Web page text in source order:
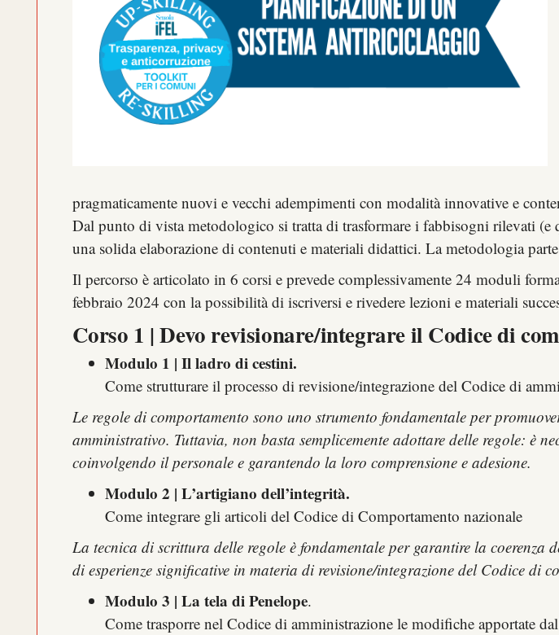
pragmaticamente nuovi e vecchi adempimenti con modalità innovative e
Dal punto di vista metodologico si tratta di trasformare i fabbisogni rilevati
una solida elaborazione di contenuti e materiali didattici. La metodologia
Il percorso è articolato in 6 corsi e prevede complessivamente 24 moduli
febbraio 2024 con la possibilità di iscriversi e rivedere lezioni e materiali
Corso 1 | Devo revisionare/integrare il Codice di
Modulo 1 | Il ladro di cestini.
Come strutturare il processo di revisione/integrazione del Codice di
Le regole di comportamento sono uno strumento fondamentale per
amministrativo. Tuttavia, non basta semplicemente adottare delle regole: è
coinvolgendo il personale e garantendo la loro comprensione e adesione.
Modulo 2 | L’artigiano dell’integrità.
Come integrare gli articoli del Codice di Comportamento nazionale
La tecnica di scrittura delle regole è fondamentale per garantire la
di esperienze significative in materia di revisione/integrazione del Codice di
Modulo 3 | La tela di Penelope.
Come trasporre nel Codice di amministrazione le modifiche apportate